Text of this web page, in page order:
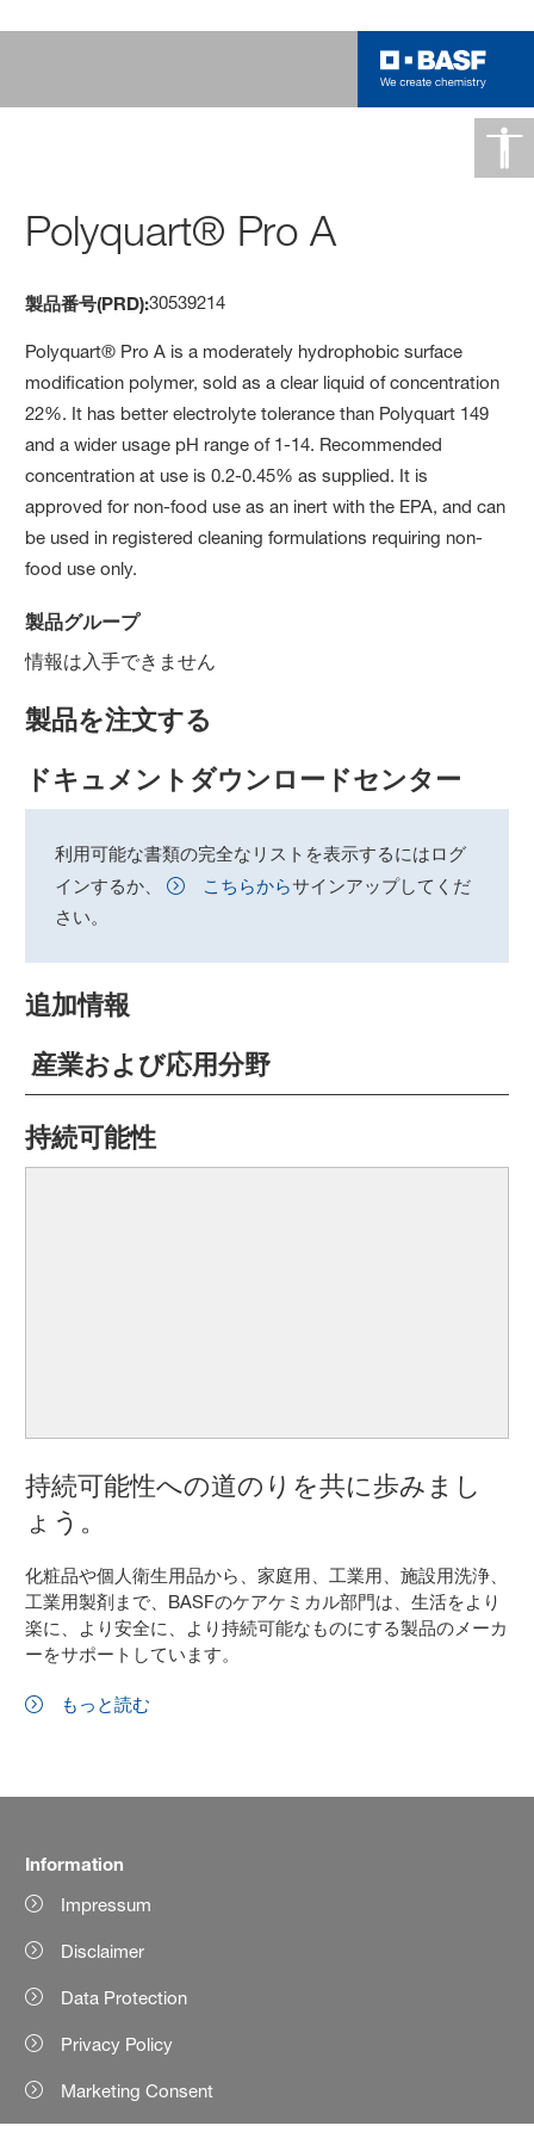
Polyquart® Pro A
製品番号(PRD):30539214
Polyquart® Pro A is a moderately hydrophobic surface
modification polymer, sold as a clear liquid of concentration
22%. It has better electrolyte tolerance than Polyquart 149
and a wider usage pH range of 1-14. Recommended
concentration at use is 0.2-0.45% as supplied. It is
approved for non-food use as an inert with the EPA, and can
be used in registered cleaning formulations requiring non-
food use only.
製品グループ
情報は入手できません
製品を注文する
ドキュメントダウンロードセンター
利用可能な書類の完全なリストを表示するにはログ
インするか、
こちらからサインアップしてくだ
さい。
追加情報
産業および応用分野
持続可能性
持続可能性への道のりを共に歩みまし
ょう。
化粧品や個人衛生用品から、家庭用、工業用、施設用洗浄、
工業用製剤まで、BASFのケアケミカル部門は、生活をより
楽に、より安全に、より持続可能なものにする製品のメーカ
ーをサポートしています。
もっと読む
Information
Impressum
Disclaimer
Data Protection
Privacy Policy
Marketing Consent